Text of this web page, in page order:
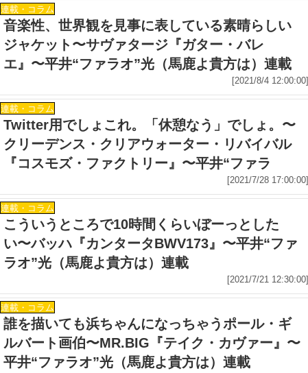
連載・コラム
音楽性、世界観を見事に表している素晴らしい
ジャケット〜サヴァタージ『ガター・バレ
エ』〜平井“ファラオ”光（馬鹿よ貴方は）連載
[2021/8/4 12:00:00]
連載・コラム
Twitter用でしょこれ。「休憩なう」でしょ。〜
クリーデンス・クリアウォーター・リバイバル
『コスモズ・ファクトリー』〜平井“ファラ
[2021/7/28 17:00:00]
連載・コラム
こういうところで10時間くらいぼーっとした
い〜バッハ『カンタータBWV173』〜平井“ファ
ラオ”光（馬鹿よ貴方は）連載
[2021/7/21 12:30:00]
連載・コラム
誰を描いても浜ちゃんになっちゃうポール・ギ
ルバート画伯〜MR.BIG『テイク・カヴァー』〜
平井“ファラオ”光（馬鹿よ貴方は）連載